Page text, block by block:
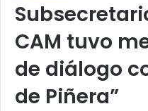
CAM tuvo
de diálogo
de Piñera”